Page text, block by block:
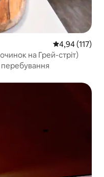
Середня
4,94 (117)
на Грей-стріт)